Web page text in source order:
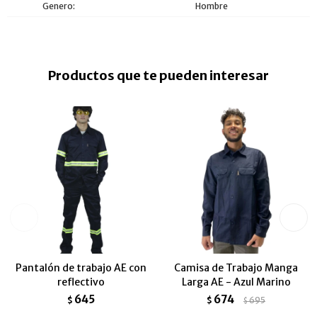
Genero
Hombre
Productos que te pueden interesar
Pantalón de trabajo AE con
reflectivo
$ 645
Camisa de Trabajo Manga
Larga AE - Azul Marino
$ 674 $695